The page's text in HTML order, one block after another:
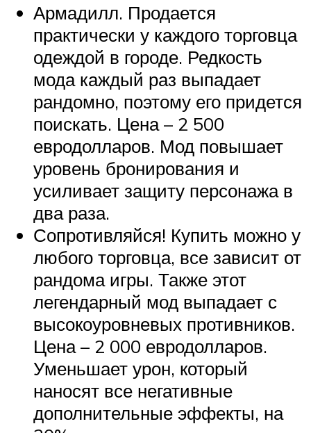
Армадилл. Продается
практически у каждого торговца
одеждой в городе. Редкость
мода каждый раз выпадает
рандомно, поэтому его придется
поискать. Цена – 2 500
евродолларов. Мод повышает
уровень бронирования и
усиливает защиту персонажа в
два раза.
Сопротивляйся! Купить можно у
любого торговца, все зависит от
рандома игры. Также этот
легендарный мод выпадает с
высокоуровневых противников.
Цена – 2 000 евродолларов.
Уменьшает урон, который
наносят все негативные
дополнительные эффекты, на